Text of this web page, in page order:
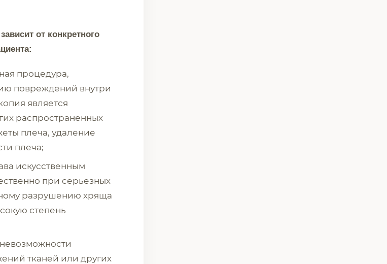
от конкретного
процедура,
повреждений внутри
является
распространенных
плеча, удаление
плеча;
искусственным
при серьезных
разрушению хряща
степень
тканей или других